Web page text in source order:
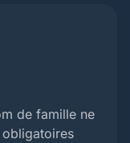
de famille ne